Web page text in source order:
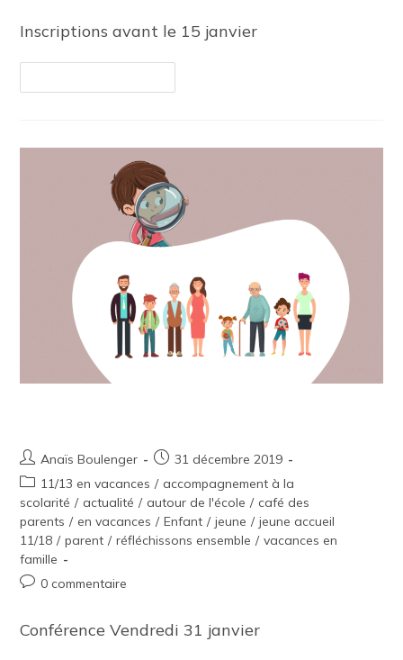
Inscriptions avant le 15 janvier
Anaïs Boulenger
31 décembre 2019
11/13 en vacances / accompagnement à la
scolarité / actualité / autour de l'école / café des
parents / en vacances / Enfant / jeune / jeune accueil
11/18 / parent / réfléchissons ensemble / vacances en
famille
0 commentaire
Conférence Vendredi 31 janvier